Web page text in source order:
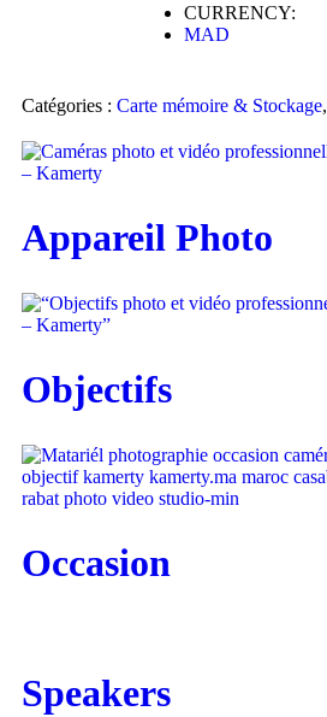
CURRENCY:
MAD
Catégories : Carte mémoire & Stockage,
Appareil Photo
Objectifs
Occasion
Speakers